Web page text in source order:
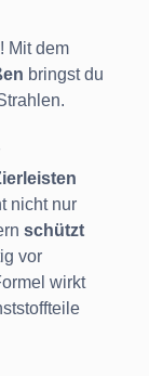
Mit dem
bringst du
nicht nur
schützt
vor
wirkt